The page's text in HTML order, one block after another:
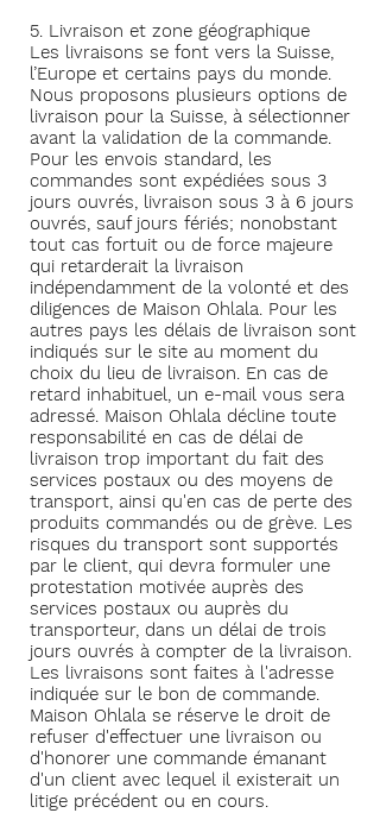
5. Livraison et zone géographique
Les livraisons se font vers la Suisse,
l’Europe et certains pays du monde.
Nous proposons plusieurs options de
livraison pour la Suisse, à sélectionner
avant la validation de la commande.
Pour les envois standard, les
commandes sont expédiées sous 3
jours ouvrés, livraison sous 3 à 6 jours
ouvrés, sauf jours fériés; nonobstant
tout cas fortuit ou de force majeure
qui retarderait la livraison
indépendamment de la volonté et des
diligences de Maison Ohlala. Pour les
autres pays les délais de livraison sont
indiqués sur le site au moment du
choix du lieu de livraison. En cas de
retard inhabituel, un e-mail vous sera
adressé. Maison Ohlala décline toute
responsabilité en cas de délai de
livraison trop important du fait des
services postaux ou des moyens de
transport, ainsi qu'en cas de perte des
produits commandés ou de grève. Les
risques du transport sont supportés
par le client, qui devra formuler une
protestation motivée auprès des
services postaux ou auprès du
transporteur, dans un délai de trois
jours ouvrés à compter de la livraison.
Les livraisons sont faites à l'adresse
indiquée sur le bon de commande.
Maison Ohlala se réserve le droit de
refuser d'effectuer une livraison ou
d'honorer une commande émanant
d'un client avec lequel il existerait un
litige précédent ou en cours.